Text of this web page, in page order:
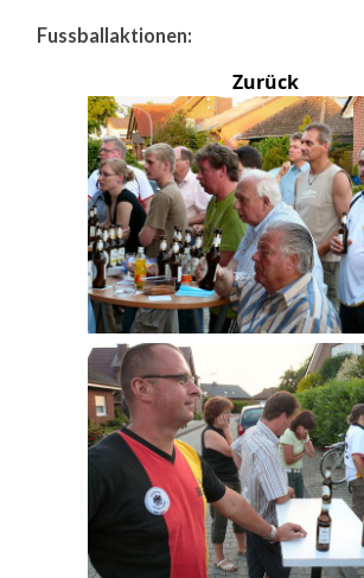
Fussballaktionen:
Zurück